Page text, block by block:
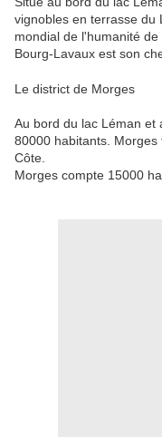
vignobles en terrasse du
mondial de l'humanité de
Bourg-Lavaux est son
Le district de Morges
Au bord du lac Léman et
80000 habitants.
Côte.
Morges compte 15000